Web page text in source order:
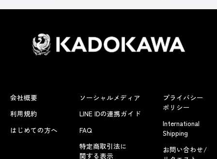
会社概要
利用規約
はじめての方へ
ソーシャルメディア
LINE IDの連携ガイド
FAQ
特定商取引法に
関する表示
プライバシー
ポリシー
International
Shipping
お問い合わせ/